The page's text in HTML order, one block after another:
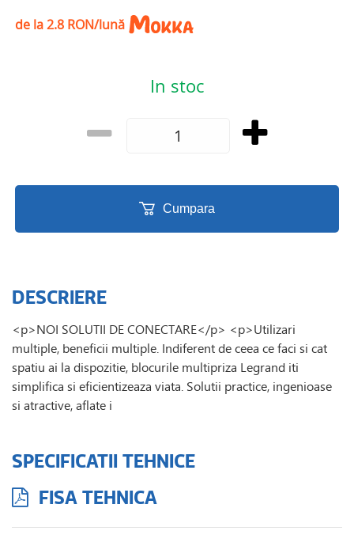
de la 2.8 RON/lună
In stoc
Cumpara
DESCRIERE
<p>NOI SOLUTII DE CONECTARE</p> <p>Utilizari
multiple, beneficii multiple. Indiferent de ceea ce faci si cat
spatiu ai la dispozitie, blocurile multipriza Legrand iti
simplifica si eficientizeaza viata. Solutii practice, ingenioase
si atractive, aflate i
SPECIFICATII TEHNICE
FISA TEHNICA